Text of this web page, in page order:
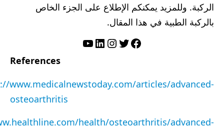
الركبة. وللمزيد يمكنكم الإطلاع على الجزء الخاص
بالركبة الطبية في هذا المقال.
فيسبوك
تويترإنستجرام
لينكد إنيوتيوب
References
www.medicalnewstoday.com/articles/advanced-
osteoarthritis
health/osteoarthritis/advanced-